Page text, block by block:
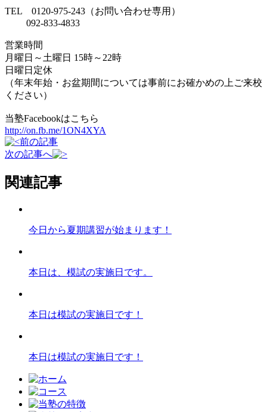
TEL 0120-975-243（お問い合わせ専用）
092-833-4833
営業時間
月曜日～土曜日 15時～22時
日曜日定休
（年末年始・お盆期間については事前にお確かめの上ご来校
ください）
当塾Facebookはこちら
http://on.fb.me/1ON4XYA
前の記事
次の記事へ
関連記事
今日から夏期講習が始まります！
本日は、模試の実施日です。
本日は模試の実施日です！
本日は模試の実施日です！